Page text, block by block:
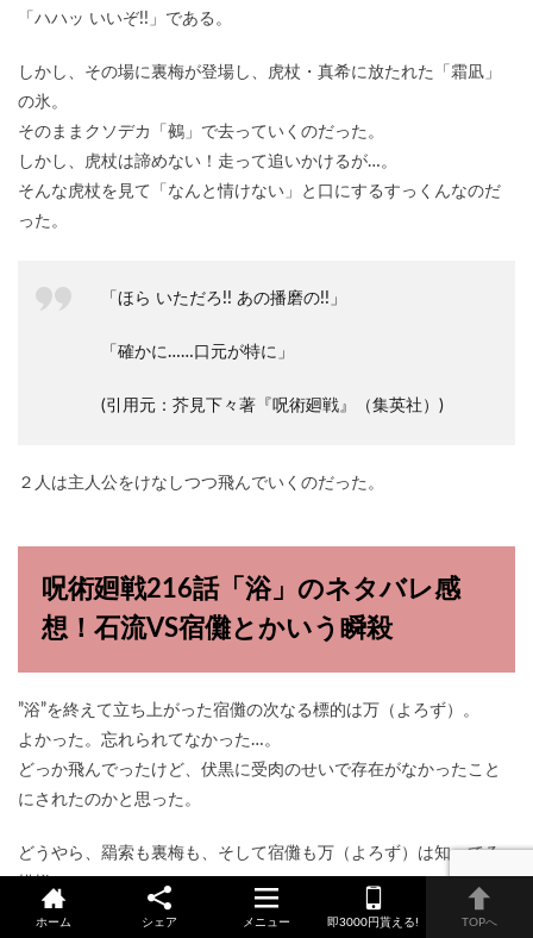
「ハハッ いいぞ!!」である。
しかし、その場に裏梅が登場し、虎杖・真希に放たれた「霜凪」
の氷。
そのままクソデカ「鵺」で去っていくのだった。
しかし、虎杖は諦めない！走って追いかけるが…。
そんな虎杖を見て「なんと情けない」と口にするすっくんなのだ
った。
「ほら いただろ!! あの播磨の!!」
「確かに……口元が特に」
(引用元：芥見下々著『呪術廻戦』（集英社）)
２人は主人公をけなしつつ飛んでいくのだった。
呪術廻戦216話「浴」のネタバレ感
想！石流VS宿儺とかいう瞬殺
”浴”を終えて立ち上がった宿儺の次なる標的は万（よろず）。
よかった。忘れられてなかった…。
どっか飛んでったけど、伏黒に受肉のせいで存在がなかったこと
にされたのかと思った。
どうやら、羂索も裏梅も、そして宿儺も万（よろず）は知ってる
だが、宿儺の目的は万ではない。
ホーム シェア メニュー 即3000円貰える! TOPへ